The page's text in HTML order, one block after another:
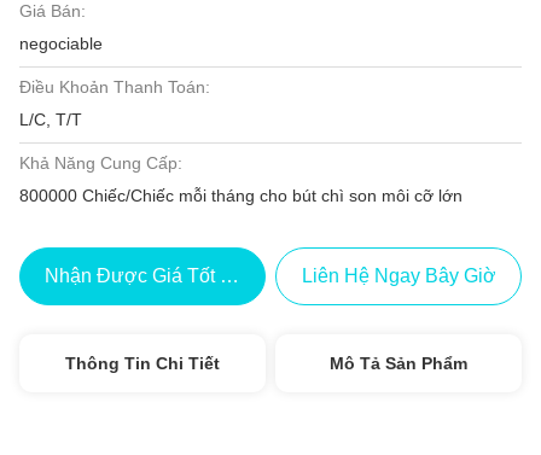
Giá Bán:
negociable
Điều Khoản Thanh Toán:
L/C, T/T
Khả Năng Cung Cấp:
800000 Chiếc/Chiếc mỗi tháng cho bút chì son môi cỡ lớn
Nhận Được Giá Tốt Nhất Liên Hệ Ngay Bây Giờ
Thông Tin Chi Tiết Mô Tả Sản Phẩm